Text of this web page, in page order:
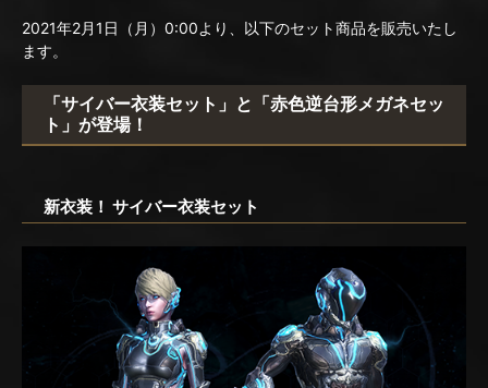
2021年2月1日（月）0:00より、以下のセット商品を販売いたし
ます。
「サイバー衣装セット」と「赤色逆台形メガネセッ
ト」が登場！
新衣装！ サイバー衣装セット